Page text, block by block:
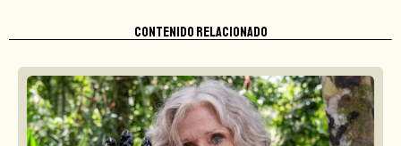
CONTENIDO RELACIONADO